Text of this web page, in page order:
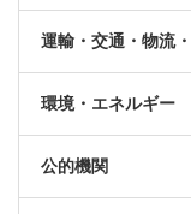
運輸・交通・物流
環境・エネルギー
公的機関